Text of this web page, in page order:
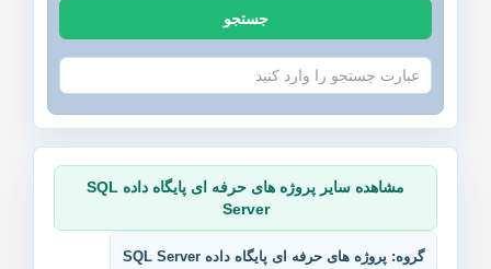
خدمات ما
مقاله ها
انجمن
جستجو
مشاهده سایر پروژه های حرفه ای پایگاه داده SQL
Server
گروه: پروژه های حرفه ای پایگاه داده SQL Server